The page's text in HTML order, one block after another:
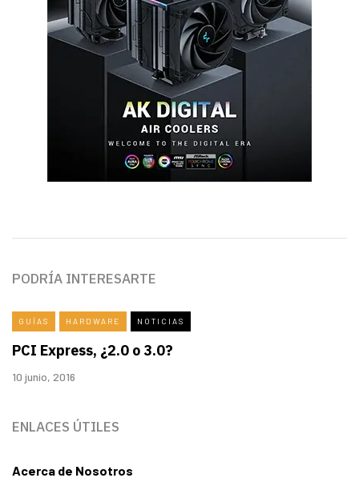
PODRÍA INTERESARTE
GUÍAS HARDWARE NOTICIAS
PCI Express, ¿2.0 o 3.0?
10 junio, 2016
ENLACES ÚTILES
Acerca de Nosotros